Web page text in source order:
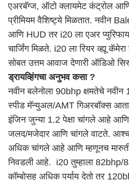
एअरबॅग्ज, ऑटो क्लायमेट कंट्रोल आणि
प्रीमियम वैशिष्ट्ये मिळतात. नवीन
आणि HUD तर i20 ला एअर
चार्जिंग मिळते. i20 ला रियर व्ह्यू
सोबत उत्तम आवाज देणारी ऑडिओ
ड्रायव्हिंगचा अनुभव कसा ?
नवीन बलेनोला 90bhp क्षमतेचे
स्पीड मॅन्युअल/AMT गिअरबॉक्स
इंजिन जुन्या 1.2 पेक्षा चांगले आहे आणि
जलद/मजेदार आणि चांगले वाटते.
अधिक चांगले आहे आणि म्हणूनच
निवडली आहे. i20 तुम्हाला
कॉम्बोसह अधिक पर्याय देतो तर